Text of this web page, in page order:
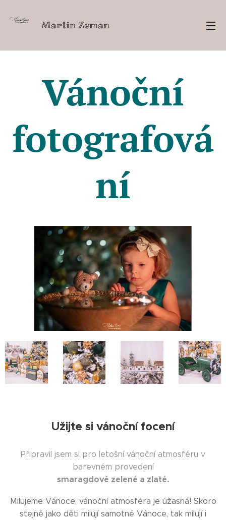
Martin Zeman
Vánoční
fotografová
ní
Užijte si vánoční focení
Připravil jsem si pro letošní vánoční atmosféru v
barevném provedení
smaragdově zelené a zlaté.
Milujeme Vánoce, vánoční atmosféra je úžasná! Skoro
stejně jako děti milují samotné Vánoce, tak milují i